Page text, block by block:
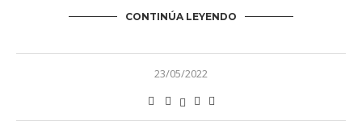
CONTINÚA LEYENDO
23/05/2022